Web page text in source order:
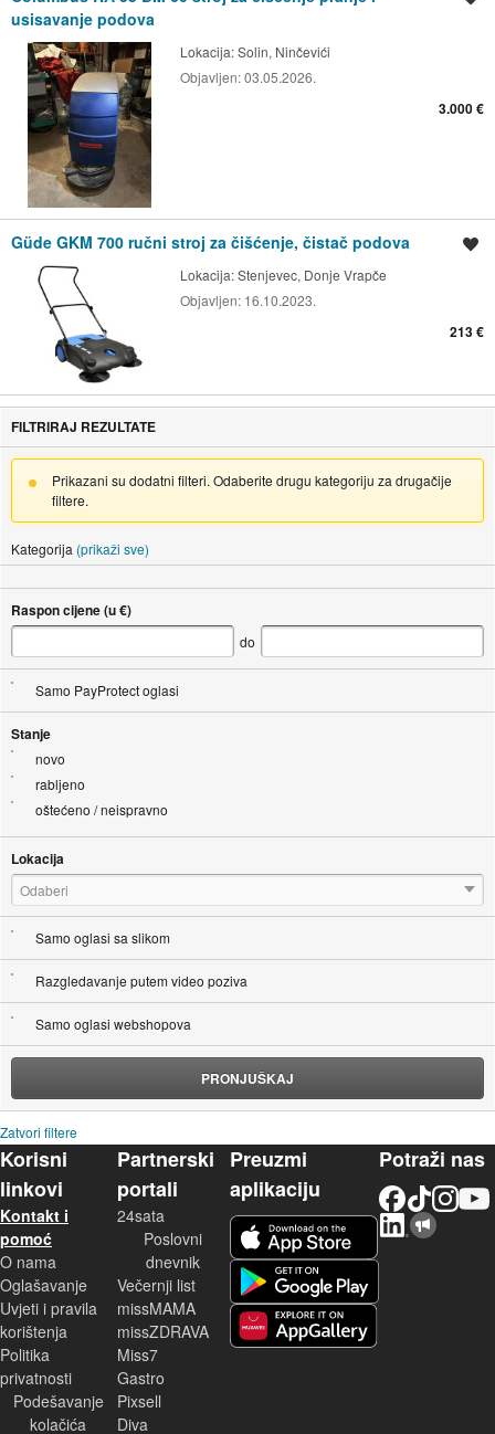
usisavanje podova
Lokacija:Solin, Ninčevići
Objavljen:03.05.2026.
3.000 €
Güde GKM 700 ručni stroj za čišćenje, čistač podova
Lokacija:Stenjevec, Donje Vrapče
Objavljen: 16.10.2023.
213 €
FILTRIRAJ REZULTATE
Prikazani su dodatni filteri. Odaberite drugu kategoriju za drugačije
filtere.
Kategorija (prikaži sve)
Raspon cijene (u €)
do
Samo PayProtect oglasi
Stanje
novo
rabljeno
oštećeno / neispravno
Lokacija
Odaberi
Samo oglasi sa slikom
Razgledavanje putem video poziva
Samo oglasi webshopova
PRONJUŠKAJ
Zatvori filtere
Korisni
linkovi
Kontakt i
pomoć
O nama
Oglašavanje
Uvjeti i pravila
korištenja
Politika
privatnosti
Podešavanje
kolačića
Partnerski
portali
24sata
Poslovni
dnevnik
Večernji list
missMAMA
missZDRAVA
Miss7
Gastro
Pixsell
Diva
Preuzmi
aplikaciju
Potraži nas